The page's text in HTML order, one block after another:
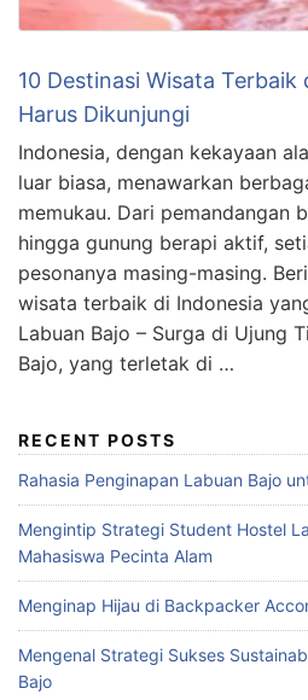
10 Destinasi Wisata Terbaik
Harus Dikunjungi
Indonesia, dengan kekayaan
luar biasa, menawarkan
memukau. Dari pemandangan
hingga gunung berapi aktif,
pesonanya masing-masing.
wisata terbaik di Indonesia
Labuan Bajo – Surga di Ujung
Bajo, yang terletak di …
RECENT POSTS
Rahasia Penginapan Labuan Bajo
Mengintip Strategi Student Hostel
Mahasiswa Pecinta Alam
Menginap Hijau di Backpacker
Mengenal Strategi Sukses
Bajo